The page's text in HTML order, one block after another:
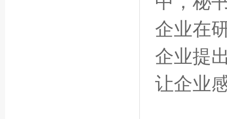
企业在
企业提
让企业